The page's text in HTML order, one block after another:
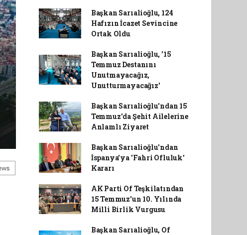
Başkan Sarıalioğlu, 124
Hafızın İcazet Sevincine
Ortak Oldu
Başkan Sarıalioğlu, '15
Temmuz Destanını
Unutmayacağız,
Unutturmayacağız'
Başkan Sarıalioğlu'ndan 15
Temmuz'da Şehit Ailelerine
Anlamlı Ziyaret
Başkan Sarıalioğlu'ndan
İspanya'ya 'Fahri Ofluluk'
Kararı
AK Parti Of Teşkilatından
15 Temmuz'un 10. Yılında
Milli Birlik Vurgusu
Başkan Sarıalioğlu, Of